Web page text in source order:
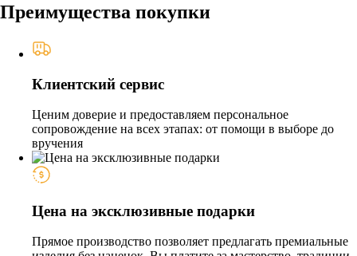
Преимущества покупки
Клиентский сервис
Ценим доверие и предоставляем персональное
сопровождение на всех этапах: от помощи в выборе до
вручения
Цена на эксклюзивные подарки
Прямое производство позволяет предлагать премиальные